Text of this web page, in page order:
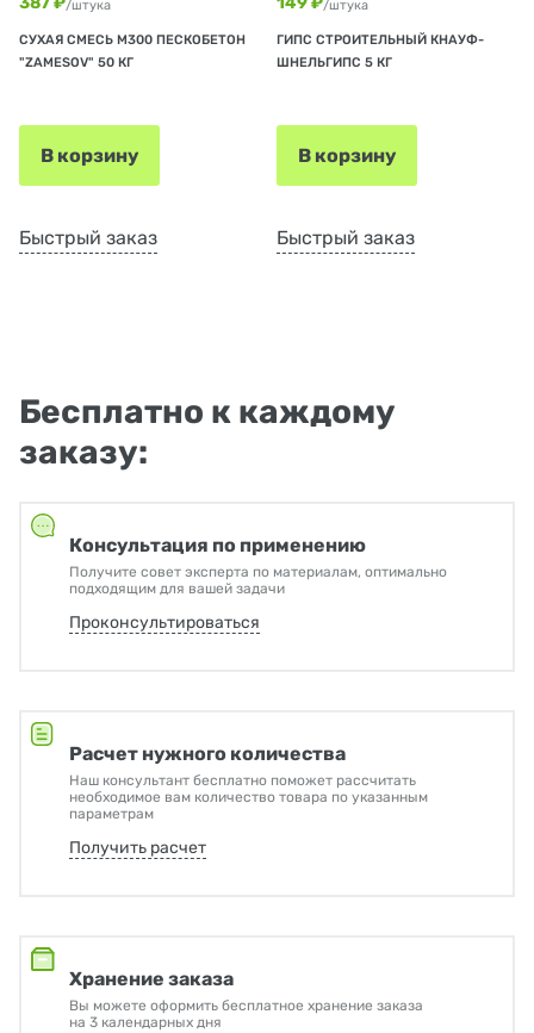
/штука
СУХАЯ СМЕСЬ М300 ПЕСКОБЕТОН
"ZAMESOV" 50 КГ
В корзину
Быстрый заказ
/штука
ГИПС СТРОИТЕЛЬНЫЙ КНАУФ-
ШНЕЛЬГИПС 5 КГ
В корзину
Быстрый заказ
Бесплатно к каждому
заказу:
Консультация по применению
Получите совет эксперта по материалам, оптимально
подходящим для вашей задачи
Проконсультироваться
Расчет нужного количества
Наш консультант бесплатно поможет рассчитать
необходимое вам количество товара по указанным
параметрам
Получить расчет
Хранение заказа
Вы можете оформить бесплатное хранение заказа
на 3 календарных дня